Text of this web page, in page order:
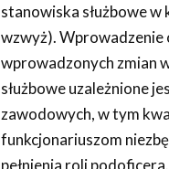
stanowiska służbowe
wzwyż).
wprowadzonych zmian
służbowe uzależnione
zawodowych, w tym
funkcjonariuszom
pełnienia roli